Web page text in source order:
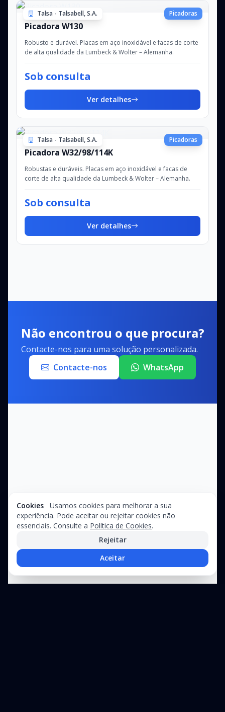
Cookies
Usamos cookies para melhorar a sua
experiência. Pode aceitar ou rejeitar cookies não
essenciais. Consulte a Política de Cookies.
Rejeitar
Aceitar
Talsa - Talsabell, S.A. Picadoras
Picadora W130
Robusto e durável. Placas em aço inoxidável e facas de corte
de alta qualidade da Lumbeck & Wolter – Alemanha.
Sob consulta
Ver detalhes
Talsa - Talsabell, S.A. Picadoras
Picadora W32/98/114K
Robustas e duráveis. Placas em aço inoxidável e facas de
corte de alta qualidade da Lumbeck & Wolter – Alemanha.
Sob consulta
Ver detalhes
Não encontrou o que procura?
Contacte-nos para uma solução personalizada.
Contacte-nos
WhatsApp